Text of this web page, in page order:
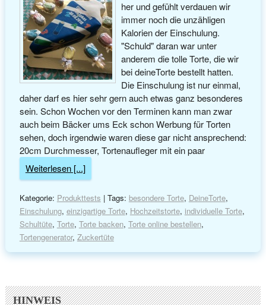
her und gefühlt verdauen wir
immer noch die unzähligen
Kalorien der Einschulung.
"Schuld" daran war unter
anderem die tolle Torte, die wir
bei deineTorte bestellt hatten.
Die Einschulung ist nur einmal,
daher darf es hier sehr gern auch etwas ganz besonderes
sein. Schon Wochen vor den Terminen kann man zwar
auch beim Bäcker ums Eck schon Werbung für Torten
sehen, doch irgendwie waren diese gar nicht ansprechend:
20cm Durchmesser, Tortenaufleger mit ein paar
Weiterlesen [...]
Kategorie: Produkttests | Tags: besondere Torte, DeineTorte,
Einschulung, einzigartige Torte, Hochzeitstorte, individuelle Torte,
Schultüte, Torte, Torte backen, Torte online bestellen,
Tortengenerator, Zuckertüte
HINWEIS